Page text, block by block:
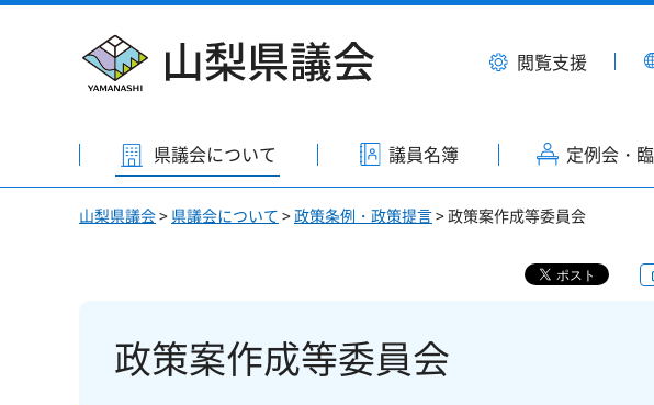
山梨県議会 閲覧支援
県議会について 議員名簿 定例会・
山梨県議会> 県議会について >政策条例・政策提言> 政策案作成等委員会
政策案作成等委員会